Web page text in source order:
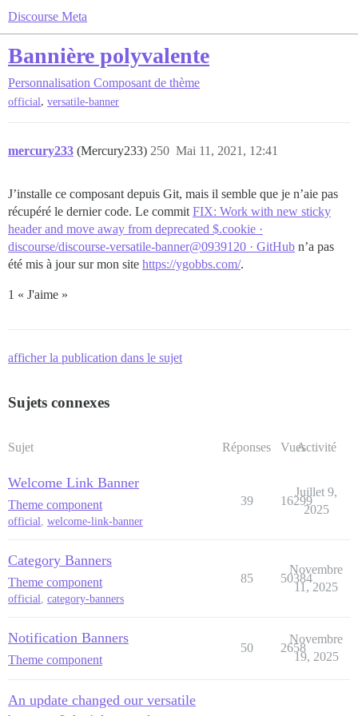
Discourse Meta
Bannière polyvalente
Personnalisation Composant de thème
official, versatile-banner
mercury233 (Mercury233) Mai 11, 2021, 12:41
250
J’installe ce composant depuis Git, mais il semble que je n’aie pas
récupéré le dernier code. Le commit FIX: Work with new sticky
header and move away from deprecated $.cookie ·
discourse/discourse-versatile-banner@0939120 · GitHub n’a pas
été mis à jour sur mon site https://ygobbs.com/.
1 « J'aime »
afficher la publication dans le sujet
Sujets connexes
Sujet Réponses VuesActivité
Welcome Link Banner
Theme component
official, welcome-link-banner
39 16299
Juillet 9,
2025
Category Banners
Theme component
official, category-banners
85 50384
Novembre
11, 2025
Notification Banners
Theme component
50 2658
Novembre
19, 2025
An update changed our versatile